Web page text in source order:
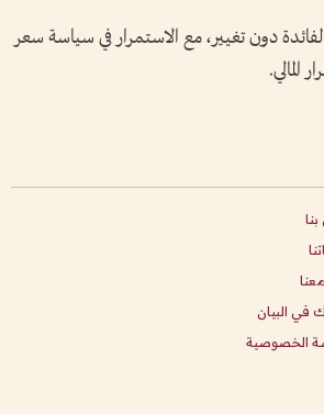
دون تغيير، مع الاستمرار في سياسة سعر
المالي.
في البيان
الخصوصية